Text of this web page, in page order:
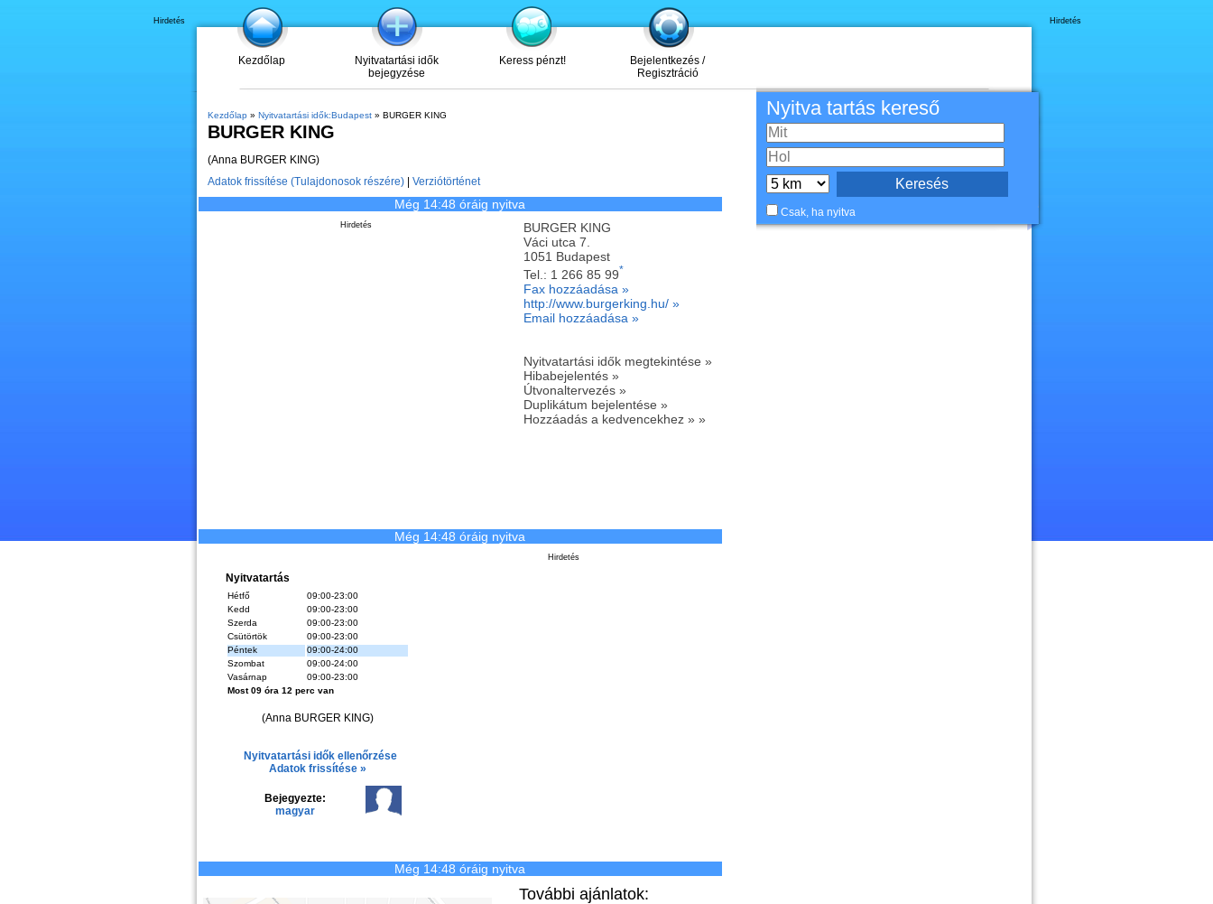
Kezdőlap
Nyitvatartási idők
bejegyzése
Keress pénzt!
Bejelentkezés /
Regisztráció
Hirdetés
Kezdőlap» Nyitvatartási idők:Budapest» BURGER KING
BURGER KING
(Anna BURGER KING)
Adatok frissítése (Tulajdonosok részére)| Verziótörténet
Még 14:48 óráig nyitva
BURGER KING
Váci utca 7.
1051 Budapest
Tel.: 1 266 85 99*
Fax hozzáadása »
http://www.burgerking.hu/ »
Email hozzáadása »
Nyitvatartási idők megtekintése »
Hibabejelentés »
Útvonaltervezés »
Duplikátum bejelentése »
Hozzáadás a kedvencekhez » »
Hirdetés
Még 14:48 óráig nyitva
Hirdetés
Nyitvatartás
Hétfő
09:00-23:00
Kedd
09:00-23:00
Szerda
09:00-23:00
Csütörtök
09:00-23:00
Péntek
09:00-24:00
Szombat
09:00-24:00
Vasárnap
09:00-23:00
Most 09 óra 12 perc van
(Anna BURGER KING)
Nyitvatartási idők ellenőrzése
Adatok frissítése »
Bejegyezte:
magyar
Még 14:48 óráig nyitva
További ajánlatok:
Hirdetés
Nyitva tartás kereső
Csak, ha nyitva